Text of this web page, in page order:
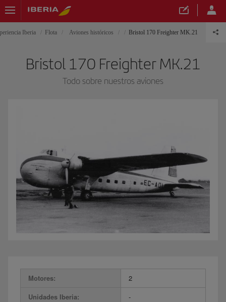
Iberia Flota Aviones históricos Bristol 170 Freighter MK.21
Bristol 170 Freighter MK.21
Todo sobre nuestros aviones
Motores:
2
Unidades Iberia:
-